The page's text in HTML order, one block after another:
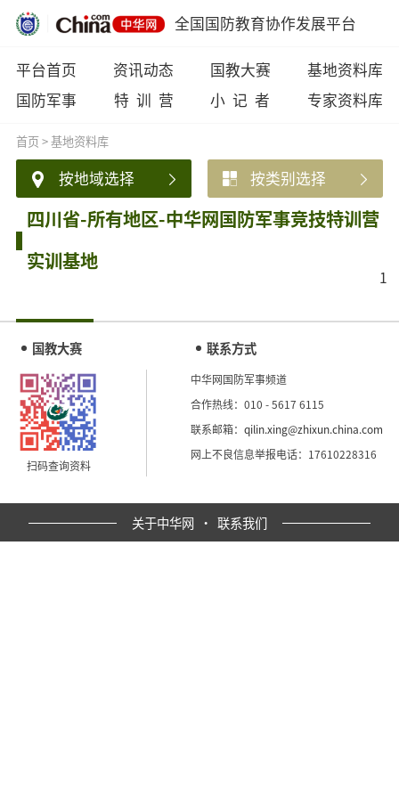
全国国防教育协作发展平台
平台首页 资讯动态 国教大赛
基地资料库
国防军事
特 训 营 小 记 者 专家资料库
首页>基地资料库
按地域选择 按类别选择
四川省-所有地区-中华网国防军事竞技特训营
实训基地
1
国教大赛
扫码查询资料
联系方式
中华网国防军事频道
合作热线：010 - 5617 6115
联系邮箱：qilin.xing@zhixun.china.com
网上不良信息举报电话：17610228316
关于中华网 · 联系我们